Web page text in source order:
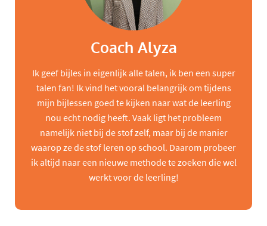
Coach Alyza
Ik geef bijles in eigenlijk alle talen, ik ben een super
talen fan! Ik vind het vooral belangrijk om tijdens
mijn bijlessen goed te kijken naar wat de leerling
nou echt nodig heeft. Vaak ligt het probleem
namelijk niet bij de stof zelf, maar bij de manier
waarop ze de stof leren op school. Daarom probeer
ik altijd naar een nieuwe methode te zoeken die wel
werkt voor de leerling!